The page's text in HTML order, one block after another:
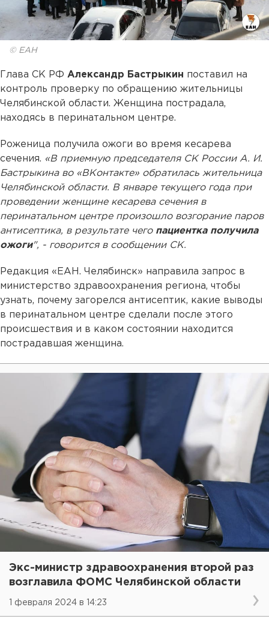
© ЕАН
Глава СК РФ Александр Бастрыкин поставил на
контроль проверку по обращению жительницы
Челябинской области. Женщина пострадала,
находясь в перинатальном центре.
Роженица получила ожоги во время кесарева
сечения. «В приемную председателя СК России А. И.
Бастрыкина во «ВКонтакте» обратилась жительница
Челябинской области. В январе текущего года при
проведении женщине кесарева сечения в
перинатальном центре произошло возгорание паров
антисептика, в результате чего пациентка получила
ожоги", - говорится в сообщении СК.
Редакция «ЕАН. Челябинск» направила запрос в
министерство здравоохранения региона, чтобы
узнать, почему загорелся антисептик, какие выводы
в перинатальном центре сделали после этого
происшествия и в каком состоянии находится
пострадавшая женщина.
Экс-министр здравоохранения второй раз
возглавила ФОМС Челябинской области
1 февраля 2024 в 14:23